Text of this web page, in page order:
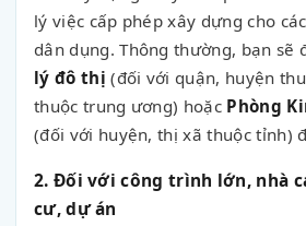
lý việc cấp phép xây dựng cho
dân dụng. Thông thường, bạn sẽ
lý đô thị (đối với quận, huyện
thuộc trung ương) hoặc Phòng
(đối với huyện, thị xã thuộc tỉnh)
2. Đối với công trình lớn, nhà
cư, dự án